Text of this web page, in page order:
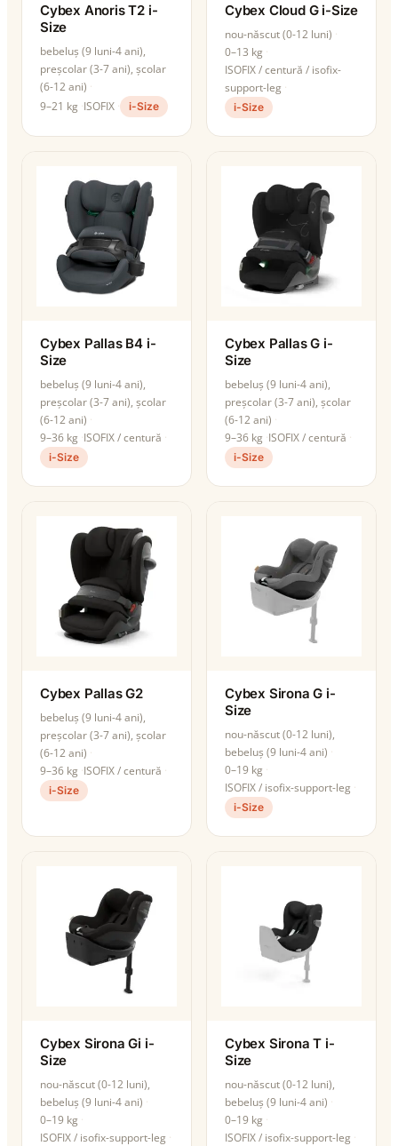
Cybex Anoris T2 i-
Size
bebeluș (9 luni-4 ani),
preșcolar (3-7 ani), școlar
(6-12 ani)
9–21 kg ISOFIX i-Size
Cybex Cloud G i-Size
nou-născut (0-12 luni)
0–13 kg
ISOFIX / centură / isofix-
support-leg
i-Size
Cybex Pallas B4 i-
Size
bebeluș (9 luni-4 ani),
preșcolar (3-7 ani), școlar
(6-12 ani)
9–36 kg ISOFIX / centură
i-Size
Cybex Pallas G i-
Size
bebeluș (9 luni-4 ani),
preșcolar (3-7 ani), școlar
(6-12 ani)
9–36 kg ISOFIX / centură
i-Size
Cybex Pallas G2
bebeluș (9 luni-4 ani),
preșcolar (3-7 ani), școlar
(6-12 ani)
9–36 kg ISOFIX / centură
i-Size
Cybex Sirona G i-
Size
nou-născut (0-12 luni),
bebeluș (9 luni-4 ani)
0–19 kg
ISOFIX / isofix-support-leg
i-Size
Cybex Sirona Gi i-
Size
nou-născut (0-12 luni),
bebeluș (9 luni-4 ani)
0–19 kg
ISOFIX / isofix-support-leg
Cybex Sirona T i-
Size
nou-născut (0-12 luni),
bebeluș (9 luni-4 ani)
0–19 kg
ISOFIX / isofix-support-leg